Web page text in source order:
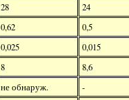
28
24
0,62
0,5
0,025
0,015
8
8,6
не обнаруж.
-